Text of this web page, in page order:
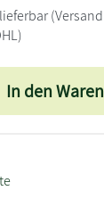
In den